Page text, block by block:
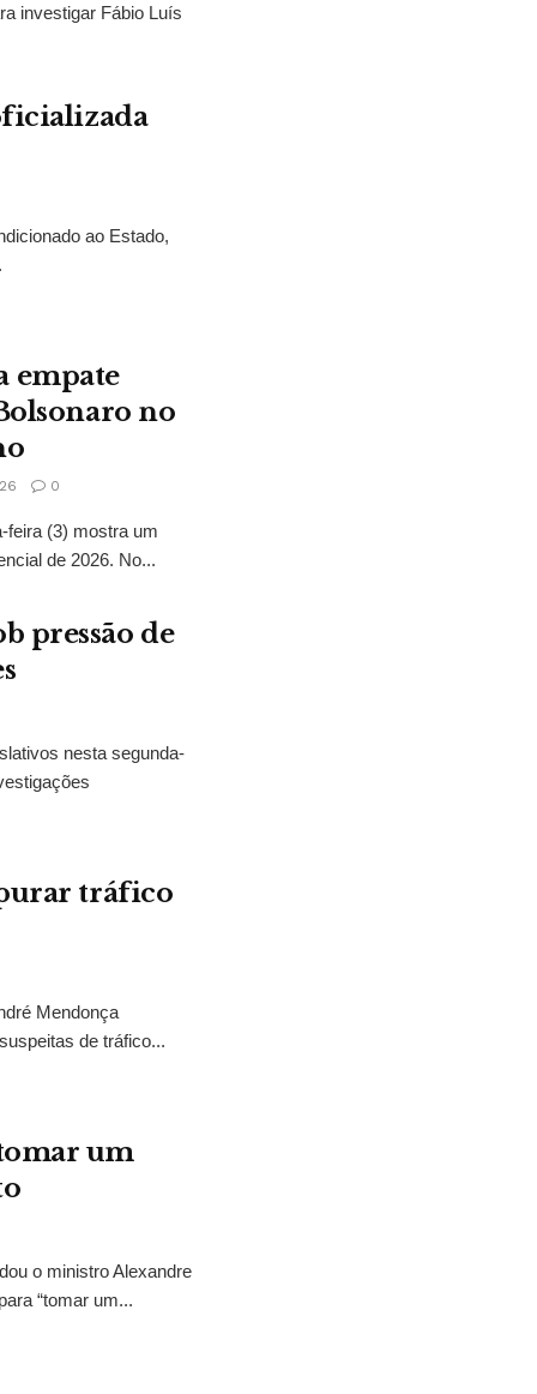
investigar Fábio Luís
ao Estado,
empate
no
0
feira (3) mostra um
de 2026. No...
pressão de
nesta segunda-
tráfico
Mendonça
de tráfico...
um
o ministro Alexandre
“tomar um...